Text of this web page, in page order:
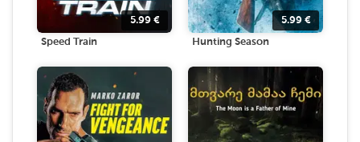
5.99 €
Speed Train
5.99 €
Hunting Season